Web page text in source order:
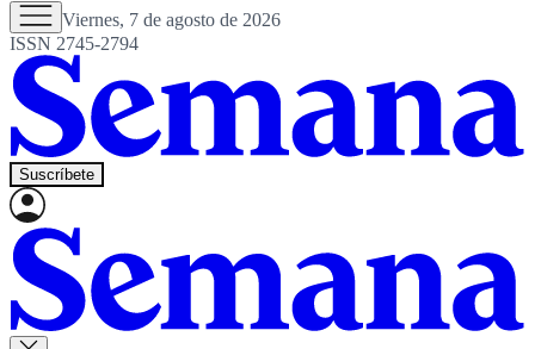
Viernes, 7 de agosto de 2026
ISSN 2745-2794
Suscríbete